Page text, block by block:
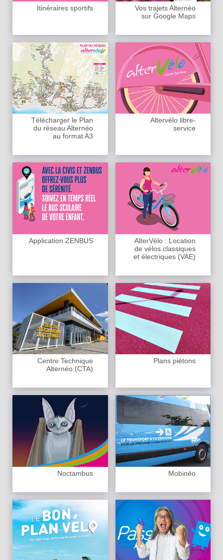
Itinéraires sportifs
Vos trajets Alternéo
sur Google Maps
Télécharger le Plan
du réseau Alternéo
au format A3
Altervélo libre-
service
Application ZENBUS
AlterVélo : Location
de vélos classiques
et électriques (VAE)
Centre Technique
Alternéo (CTA)
Plans piétons
Noctambus Mobinéo